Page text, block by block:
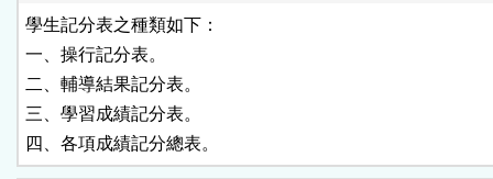
學生記分表之種類如下：
一、操行記分表。
二、輔導結果記分表。
三、學習成績記分表。